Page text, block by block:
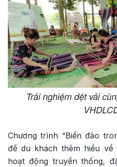
Trải nghiệm dệt vải
Chương trình “Biển đảo
để du khách thêm hiểu
hoạt động truyền thống,